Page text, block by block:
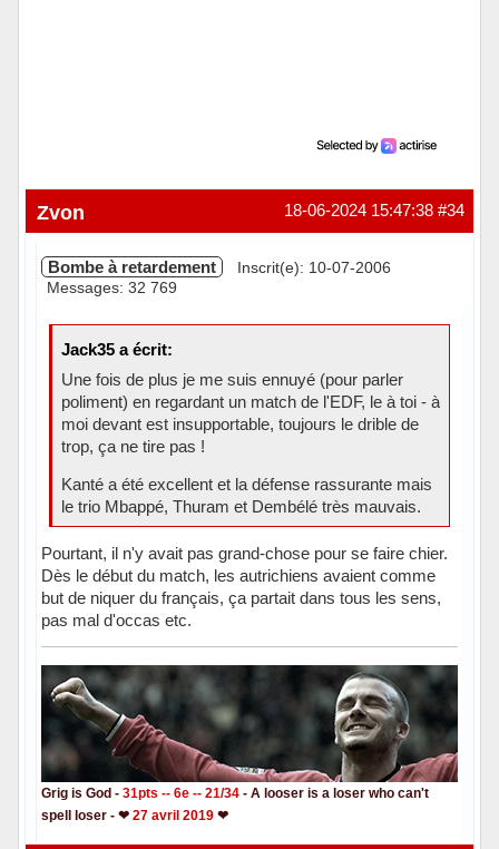
#34
18-06-2024 15:47:38
Zvon
Bombe à retardement
Inscrit(e): 10-07-2006
Messages: 32 769
Jack35 a écrit:
Une fois de plus je me suis ennuyé (pour parler
poliment) en regardant un match de l'EDF, le à toi - à
moi devant est insupportable, toujours le drible de
trop, ça ne tire pas !
Kanté a été excellent et la défense rassurante mais
le trio Mbappé, Thuram et Dembélé très mauvais.
Pourtant, il n'y avait pas grand-chose pour se faire chier.
Dès le début du match, les autrichiens avaient comme
but de niquer du français, ça partait dans tous les sens,
pas mal d'occas etc.
Grig is God - 31pts -- 6e -- 21/34 - A looser is a loser who can't
spell loser - ❤ 27 avril 2019❤